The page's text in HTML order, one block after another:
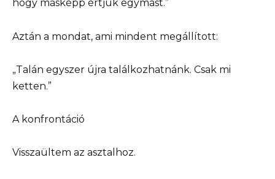
hogy másképp értjük egymást.”
Aztán a mondat, ami mindent megállított:
„Talán egyszer újra találkozhatnánk. Csak mi
ketten.”
A konfrontáció
Visszaültem az asztalhoz.